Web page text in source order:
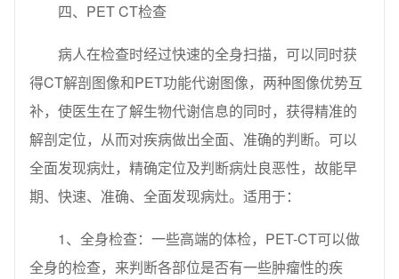
四、PET CT检查
病人在检查时经过快速的全身扫描，可以同时获
得CT解剖图像和PET功能代谢图像，两种图像优势互
补，使医生在了解生物代谢信息的同时，获得精准的
解剖定位，从而对疾病做出全面、准确的判断。可以
全面发现病灶，精确定位及判断病灶良恶性，故能早
期、快速、准确、全面发现病灶。适用于：
1、全身检查：一些高端的体检，PET-CT可以做
全身的检查，来判断各部位是否有一些肿瘤性的疾